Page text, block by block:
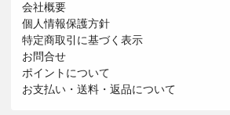
会社概要
個人情報保護方針
特定商取引に基づく表示
お問合せ
ポイントについて
お支払い・送料・返品について